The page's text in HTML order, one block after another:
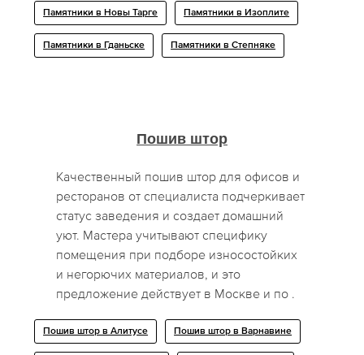
Памятники в Новы Тарге Памятники в Изоплите
Памятники в Гданьске Памятники в Степняке
Пошив штор
Качественный пошив штор для офисов и
ресторанов от специалиста подчеркивает
статус заведения и создает домашний
уют. Мастера учитывают специфику
помещения при подборе износостойких
и негорючих материалов, и это
предложение действует в Москве и по .
Пошив штор в Алитусе Пошив штор в Варнавине